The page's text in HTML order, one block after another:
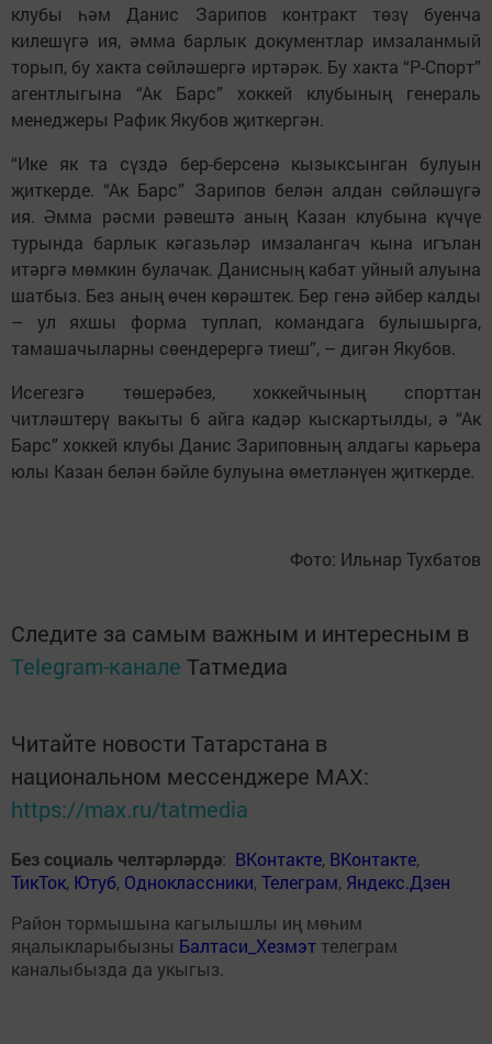
клубы һәм Данис Зарипов контракт төзү буенча
килешүгә ия, әмма барлык документлар имзаланмый
торып, бу хакта сөйләшергә иртәрәк. Бу хакта “Р-Спорт”
агентлыгына “Ак Барс” хоккей клубының генераль
менеджеры Рафик Якубов җиткергән.
“Ике як та сүздә бер-берсенә кызыксынган булуын
җиткерде. “Ак Барс” Зарипов белән алдан сөйләшүгә
ия. Әмма рәсми рәвештә аның Казан клубына күчүе
турында барлык кәгазьләр имзалангач кына игълан
итәргә мөмкин булачак. Данисның кабат уйный алуына
шатбыз. Без аның өчен көрәштек. Бер генә әйбер калды
– ул яхшы форма туплап, командага булышырга,
тамашачыларны сөендерергә тиеш”, – дигән Якубов.
Исегезгә төшерәбез, хоккейчының спорттан
читләштерү вакыты 6 айга кадәр кыскартылды, ә “Ак
Барс” хоккей клубы Данис Зариповның алдагы карьера
юлы Казан белән бәйле булуына өметләнүен җиткерде.
Фото: Ильнар Тухбатов
Следите за самым важным и интересным в
Telegram-канале Татмедиа
Читайте новости Татарстана в
национальном мессенджере MАХ:
https://max.ru/tatmedia
Без социаль челтәрләрдә: ВКонтакте, ВКонтакте,
ТикТок, Ютуб, Одноклассники,Телеграм, Яндекс.Дзен
Район тормышына кагылышлы иң мөһим
яңалыкларыбызны Балтаси_Хезмэт телеграм
каналыбызда да укыгыз.